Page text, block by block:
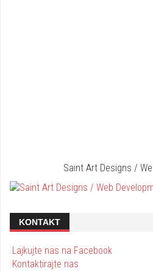
Saint Art Designs /
KONTAKT
Lajkujte nas na Facebook
Kontaktirajte nas